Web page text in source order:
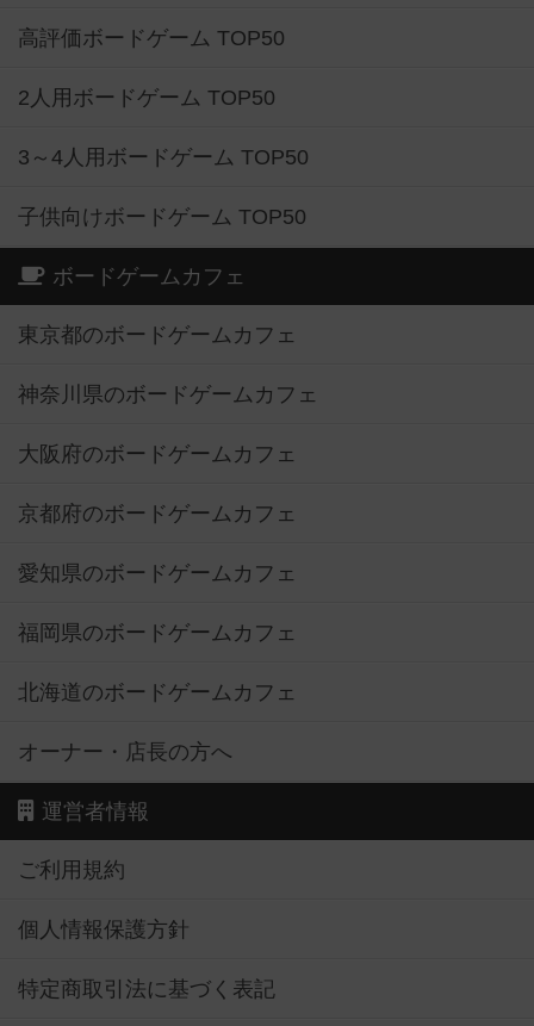
高評価ボードゲーム TOP50
2人用ボードゲーム TOP50
3～4人用ボードゲーム TOP50
子供向けボードゲーム TOP50
ボードゲームカフェ
東京都のボードゲームカフェ
神奈川県のボードゲームカフェ
大阪府のボードゲームカフェ
京都府のボードゲームカフェ
愛知県のボードゲームカフェ
福岡県のボードゲームカフェ
北海道のボードゲームカフェ
オーナー・店長の方へ
運営者情報
ご利用規約
個人情報保護方針
特定商取引法に基づく表記